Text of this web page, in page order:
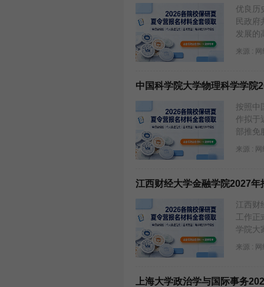
优良历
民政府
发展的
来源 :
中国科学院大学物理科学学院
按照中
作拟于
部推免
来源 :
江西财经大学金融学院2027年
江西财
工作正
学院大
来源 :
上海大学政治学与国际事务